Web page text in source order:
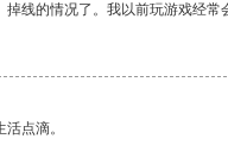
线的情况了。我以前玩游戏经常
点滴。